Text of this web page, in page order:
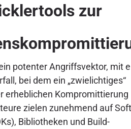
zur
potenter Angriffsvektor, mit
bei dem ein „zwielichtiges“
erheblichen Kompromittierung
zielen zunehmend auf
Bibliotheken und Build-